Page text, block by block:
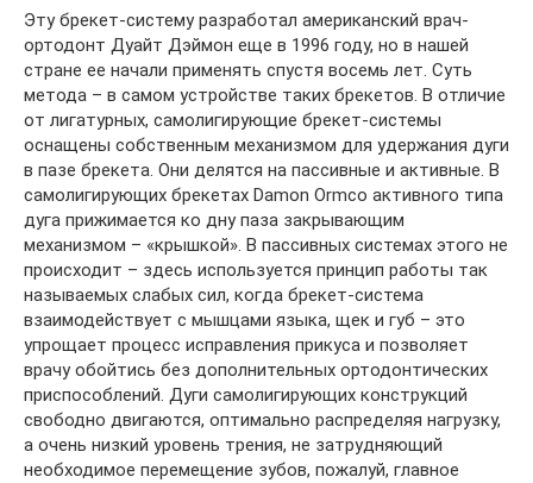
Эту брекет-систему разработал американский врач-
ортодонт Дуайт Дэймон еще в 1996 году, но в нашей
стране ее начали применять спустя восемь лет. Суть
метода – в самом устройстве таких брекетов. В отличие
от лигатурных, самолигирующие брекет-системы
оснащены собственным механизмом для удержания дуги
в пазе брекета. Они делятся на пассивные и активные. В
самолигирующих брекетах Damon Ormco активного типа
дуга прижимается ко дну паза закрывающим
механизмом – «крышкой». В пассивных системах этого не
происходит – здесь используется принцип работы так
называемых слабых сил, когда брекет-система
взаимодействует с мышцами языка, щек и губ – это
упрощает процесс исправления прикуса и позволяет
врачу обойтись без дополнительных ортодонтических
приспособлений. Дуги самолигирующих конструкций
свободно двигаются, оптимально распределяя нагрузку,
а очень низкий уровень трения, не затрудняющий
необходимое перемещение зубов, пожалуй, главное